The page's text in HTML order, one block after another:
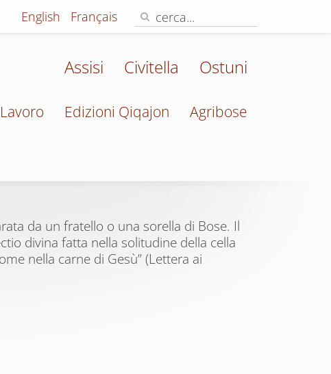
English Français
Assisi Civitella Ostuni
Lavoro Edizioni Qiqajon Agribose
da un fratello o una sorella di Bose. Il
divina fatta nella solitudine della cella
nella carne di Gesù” (Lettera ai